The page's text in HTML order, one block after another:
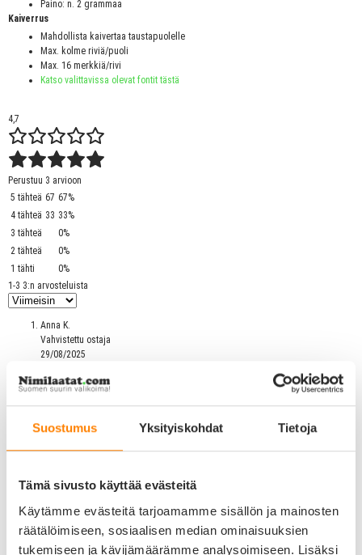
Suostumus Yksityiskohdat Tietoja
Tämä sivusto käyttää evästeitä
Käytämme evästeitä tarjoamamme sisällön ja mainosten
räätälöimiseen, sosiaalisen median ominaisuuksien
tukemiseen ja kävijämäärämme analysoimiseen. Lisäksi
Paino: n. 2 grammaa
Kaiverrus
Mahdollista kaivertaa taustapuolelle
Max. kolme riviä/puoli
Max. 16 merkkiä/rivi
Katso valittavissa olevat fontit tästä
4,7
Perustuu 3 arvioon
5 tähteä 67 67%
4 tähteä 33 33%
3 tähteä
0%
2 tähteä
0%
1 tähti
0%
1-3 3:n arvosteluista
Anna K.
Vahvistettu ostaja
29/08/2025
nimilaatta - Heijastava Hi-Line Alumiini pieni luu, musta
Koiran
nimilaatta - Heijastava Hi-Line Alumiini pieni luu, musta